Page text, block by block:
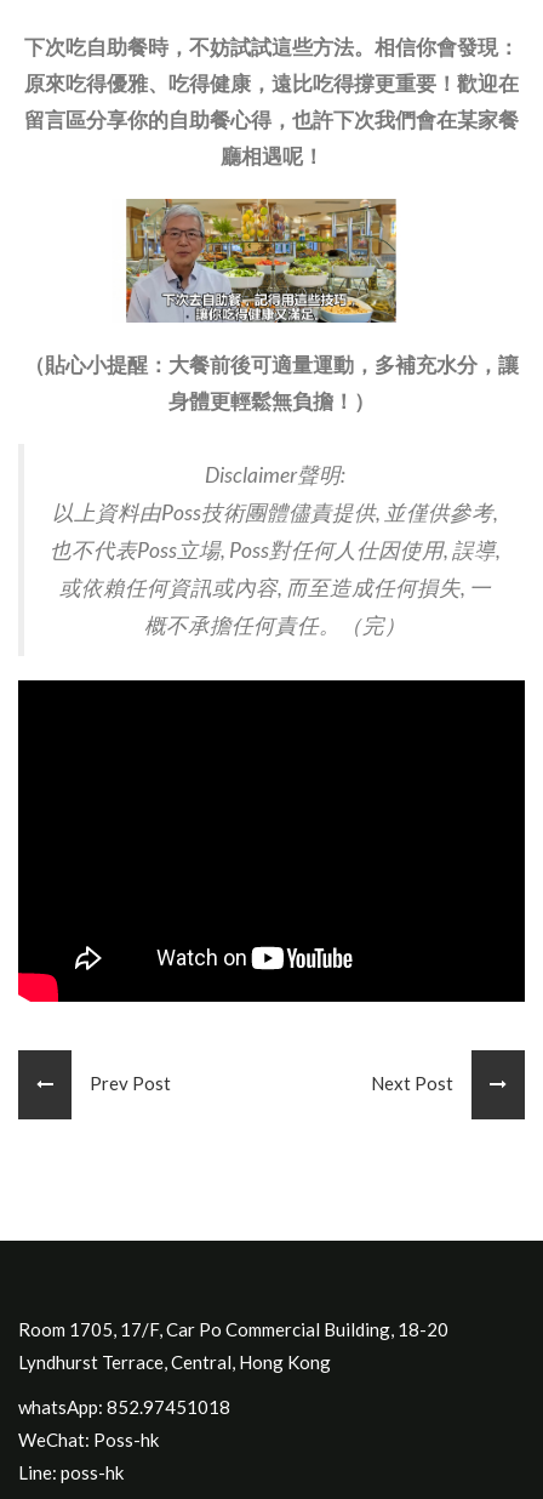
下次吃自助餐時，不妨試試這些方法。相信你會發現：
原來吃得優雅、吃得健康，遠比吃得撐更重要！歡迎在
留言區分享你的自助餐心得，也許下次我們會在某家餐
廳相遇呢！
（貼心小提醒：大餐前後可適量運動，多補充水分，讓
身體更輕鬆無負擔！）
Disclaimer聲明:
以上資料由Poss技術團體儘責提供, 並僅供參考,
也不代表Poss立場, Poss對任何人仕因使用, 誤導,
或依賴任何資訊或內容, 而至造成任何損失, 一
概不承擔任何責任。（完）
Prev Post Next Post
Room 1705, 17/F, Car Po Commercial Building, 18-20
Lyndhurst Terrace, Central, Hong Kong
whatsApp: 852.97451018
WeChat: Poss-hk
Line: poss-hk